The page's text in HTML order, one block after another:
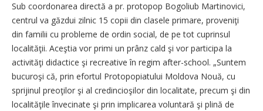
Sub coordonarea directă a pr. protopop Bogoliub Martinovici,
centrul va găzdui zilnic 15 copii din clasele primare, proveniţi
din familii cu probleme de ordin social, de pe tot cuprinsul
localităţii. Aceştia vor primi un prânz cald şi vor participa la
activităţi didactice şi recreative în regim after-school. „Suntem
bucuroşi că, prin efortul Protopopiatului Moldova Nouă, cu
sprijinul preoţilor şi al credincioşilor din localitate, precum şi din
localităţile învecinate şi prin implicarea voluntară şi plină de